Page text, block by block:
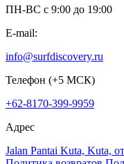
ПН-ВС c 9:00 до 19:00
E-mail:
info@surfdiscovery.ru
Телефон (+5 МСК)
+62-8170-399-9959
Адрес
Jalan Pantai Kuta, Kuta,